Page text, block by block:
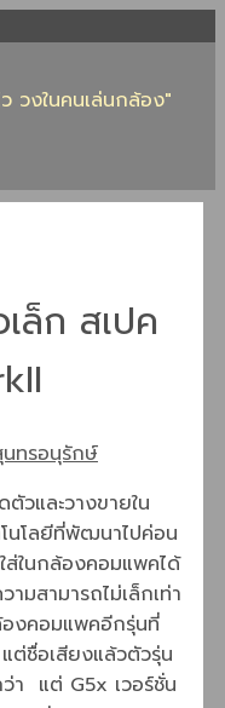
วงในคนเล่นกล้อง"
ล็ก สเปค
ทรอนุรักษ์
วและวางขายใน
นโลยีที่พัฒนาไปค่อน
ส่ในกล้องคอมแพคได้
มสามารถไม่เล็กเท่า
งคอมแพคอีกรุ่นที่
ต่ชื่อเสียงแล้วตัวรุ่น
า แต่ G5x เวอร์ชั่น